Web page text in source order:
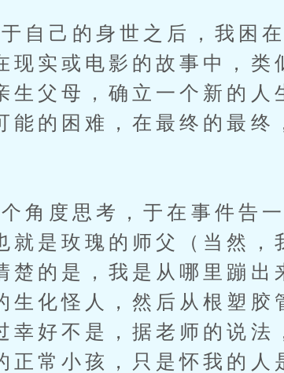
己的身世之后，我困在
现实或电影的故事中，类
生父母，确立一个新的人
能的困难，在最终的最终
度思考，于在事件告一
就是玫瑰的师父（当然，
楚的是，我是从哪里蹦出
生化怪人，然后从根塑胶
幸好不是，据老师的说法
正常小孩，只是怀我的人